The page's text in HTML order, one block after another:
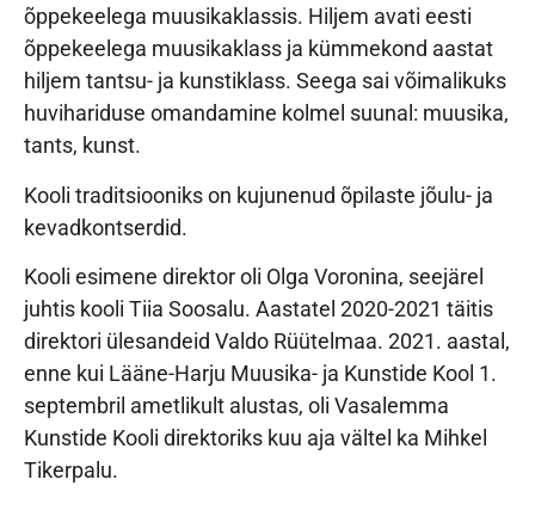
õppekeelega muusikaklassis. Hiljem avati eesti
õppekeelega muusikaklass ja kümmekond aastat
hiljem tantsu- ja kunstiklass. Seega sai võimalikuks
huvihariduse omandamine kolmel suunal: muusika,
tants, kunst.
Kooli traditsiooniks on kujunenud õpilaste jõulu- ja
kevadkontserdid.
Kooli esimene direktor oli Olga Voronina, seejärel
juhtis kooli Tiia Soosalu. Aastatel 2020-2021 täitis
direktori ülesandeid Valdo Rüütelmaa. 2021. aastal,
enne kui Lääne-Harju Muusika- ja Kunstide Kool 1.
septembril ametlikult alustas, oli Vasalemma
Kunstide Kooli direktoriks kuu aja vältel ka Mihkel
Tikerpalu.